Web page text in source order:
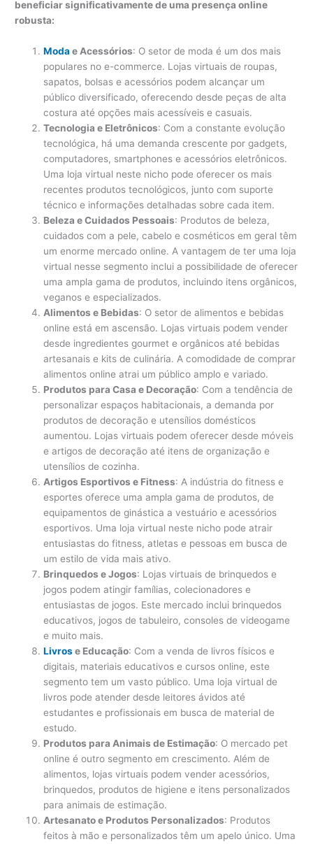
beneficiar significativamente de uma presença online
robusta:
Modae Acessórios: O setor de moda é um dos mais
populares no e-commerce. Lojas virtuais de roupas,
sapatos, bolsas e acessórios podem alcançar um
público diversificado, oferecendo desde peças de alta
costura até opções mais acessíveis e casuais.
Tecnologia e Eletrônicos: Com a constante evolução
tecnológica, há uma demanda crescente por gadgets,
computadores, smartphones e acessórios eletrônicos.
Uma loja virtual neste nicho pode oferecer os mais
recentes produtos tecnológicos, junto com suporte
técnico e informações detalhadas sobre cada item.
Beleza e Cuidados Pessoais: Produtos de beleza,
cuidados com a pele, cabelo e cosméticos em geral têm
um enorme mercado online. A vantagem de ter uma loja
virtual nesse segmento inclui a possibilidade de oferecer
uma ampla gama de produtos, incluindo itens orgânicos,
veganos e especializados.
Alimentos e Bebidas: O setor de alimentos e bebidas
online está em ascensão. Lojas virtuais podem vender
desde ingredientes gourmet e orgânicos até bebidas
artesanais e kits de culinária. A comodidade de comprar
alimentos online atrai um público amplo e variado.
Produtos para Casa e Decoração: Com a tendência de
personalizar espaços habitacionais, a demanda por
produtos de decoração e utensílios domésticos
aumentou. Lojas virtuais podem oferecer desde móveis
e artigos de decoração até itens de organização e
utensílios de cozinha.
Artigos Esportivos e Fitness: A indústria do fitness e
esportes oferece uma ampla gama de produtos, de
equipamentos de ginástica a vestuário e acessórios
esportivos. Uma loja virtual neste nicho pode atrair
entusiastas do fitness, atletas e pessoas em busca de
um estilo de vida mais ativo.
Brinquedos e Jogos: Lojas virtuais de brinquedos e
jogos podem atingir famílias, colecionadores e
entusiastas de jogos. Este mercado inclui brinquedos
educativos, jogos de tabuleiro, consoles de videogame
e muito mais.
Livrose Educação: Com a venda de livros físicos e
digitais, materiais educativos e cursos online, este
segmento tem um vasto público. Uma loja virtual de
livros pode atender desde leitores ávidos até
estudantes e profissionais em busca de material de
estudo.
Produtos para Animais de Estimação: O mercado pet
online é outro segmento em crescimento. Além de
alimentos, lojas virtuais podem vender acessórios,
brinquedos, produtos de higiene e itens personalizados
para animais de estimação.
Artesanato e Produtos Personalizados: Produtos
feitos à mão e personalizados têm um apelo único. Uma